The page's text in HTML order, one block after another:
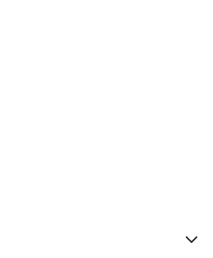
um vinho que harmoniza